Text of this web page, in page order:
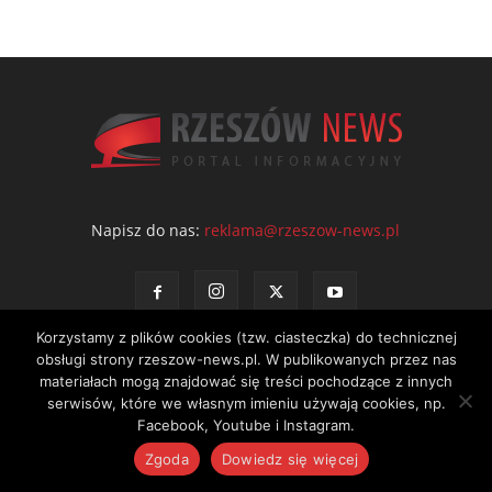
Napisz do nas: reklama@rzeszow-news.pl
Kontakt Polityka prywatności Regulamin portalu
© NEWS Sp. z o.o. - wydawca portalu Rzeszów News. Wszystkie prawa
zastrzeżone. Tel.: 601 97 55 30
Korzystamy z plików cookies (tzw. ciasteczka) do technicznej
obsługi strony rzeszow-news.pl. W publikowanych przez nas
materiałach mogą znajdować się treści pochodzące z innych
serwisów, które we własnym imieniu używają cookies, np.
Facebook, Youtube i Instagram.
Zgoda
Dowiedz się więcej